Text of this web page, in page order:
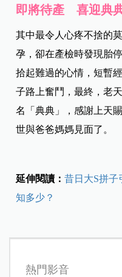
即將待產 喜迎典
其中最令人心疼不捨的
孕，卻在產檢時發現胎
拾起難過的心情，短暫
子路上奮鬥，最終，老
名「典典」，感謝上天
世與爸爸媽媽見面了。
延伸閱讀：昔日大S拼子
知多少？
熱門影音